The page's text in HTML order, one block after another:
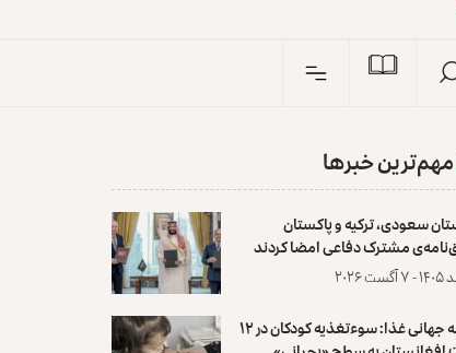
مهم‌ترین خبرها
سعودی، ترکیه و پاکستان
مشترک دفاعی امضا کردند
برنامه جهانی غذا: سوءتغذیه کودکان در ۱۲